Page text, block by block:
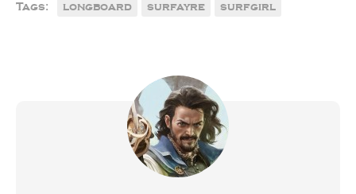
Tags: longboard surfayre surfgirl